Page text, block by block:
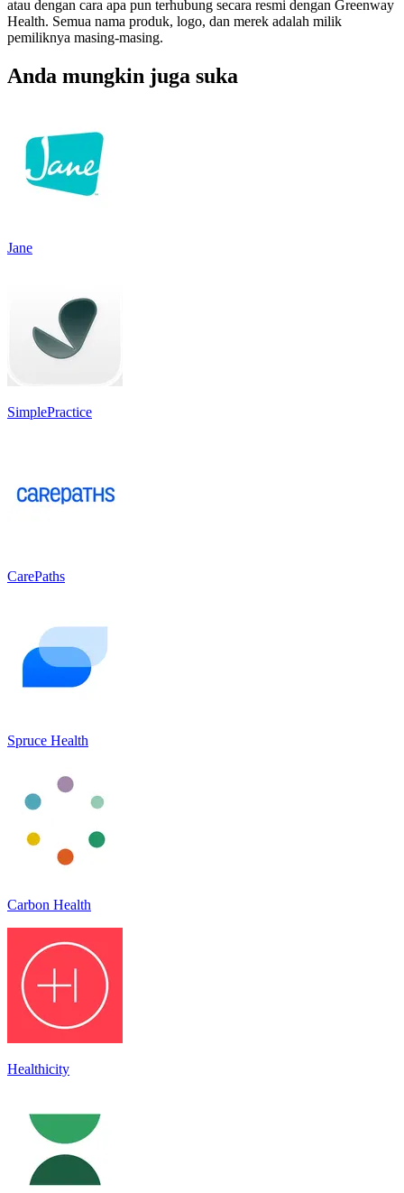
atau dengan cara apa pun terhubung secara resmi dengan Greenway
Health. Semua nama produk, logo, dan merek adalah milik
pemiliknya masing-masing.
Anda mungkin juga suka
Jane
SimplePractice
CarePaths
Spruce Health
Carbon Health
Healthicity